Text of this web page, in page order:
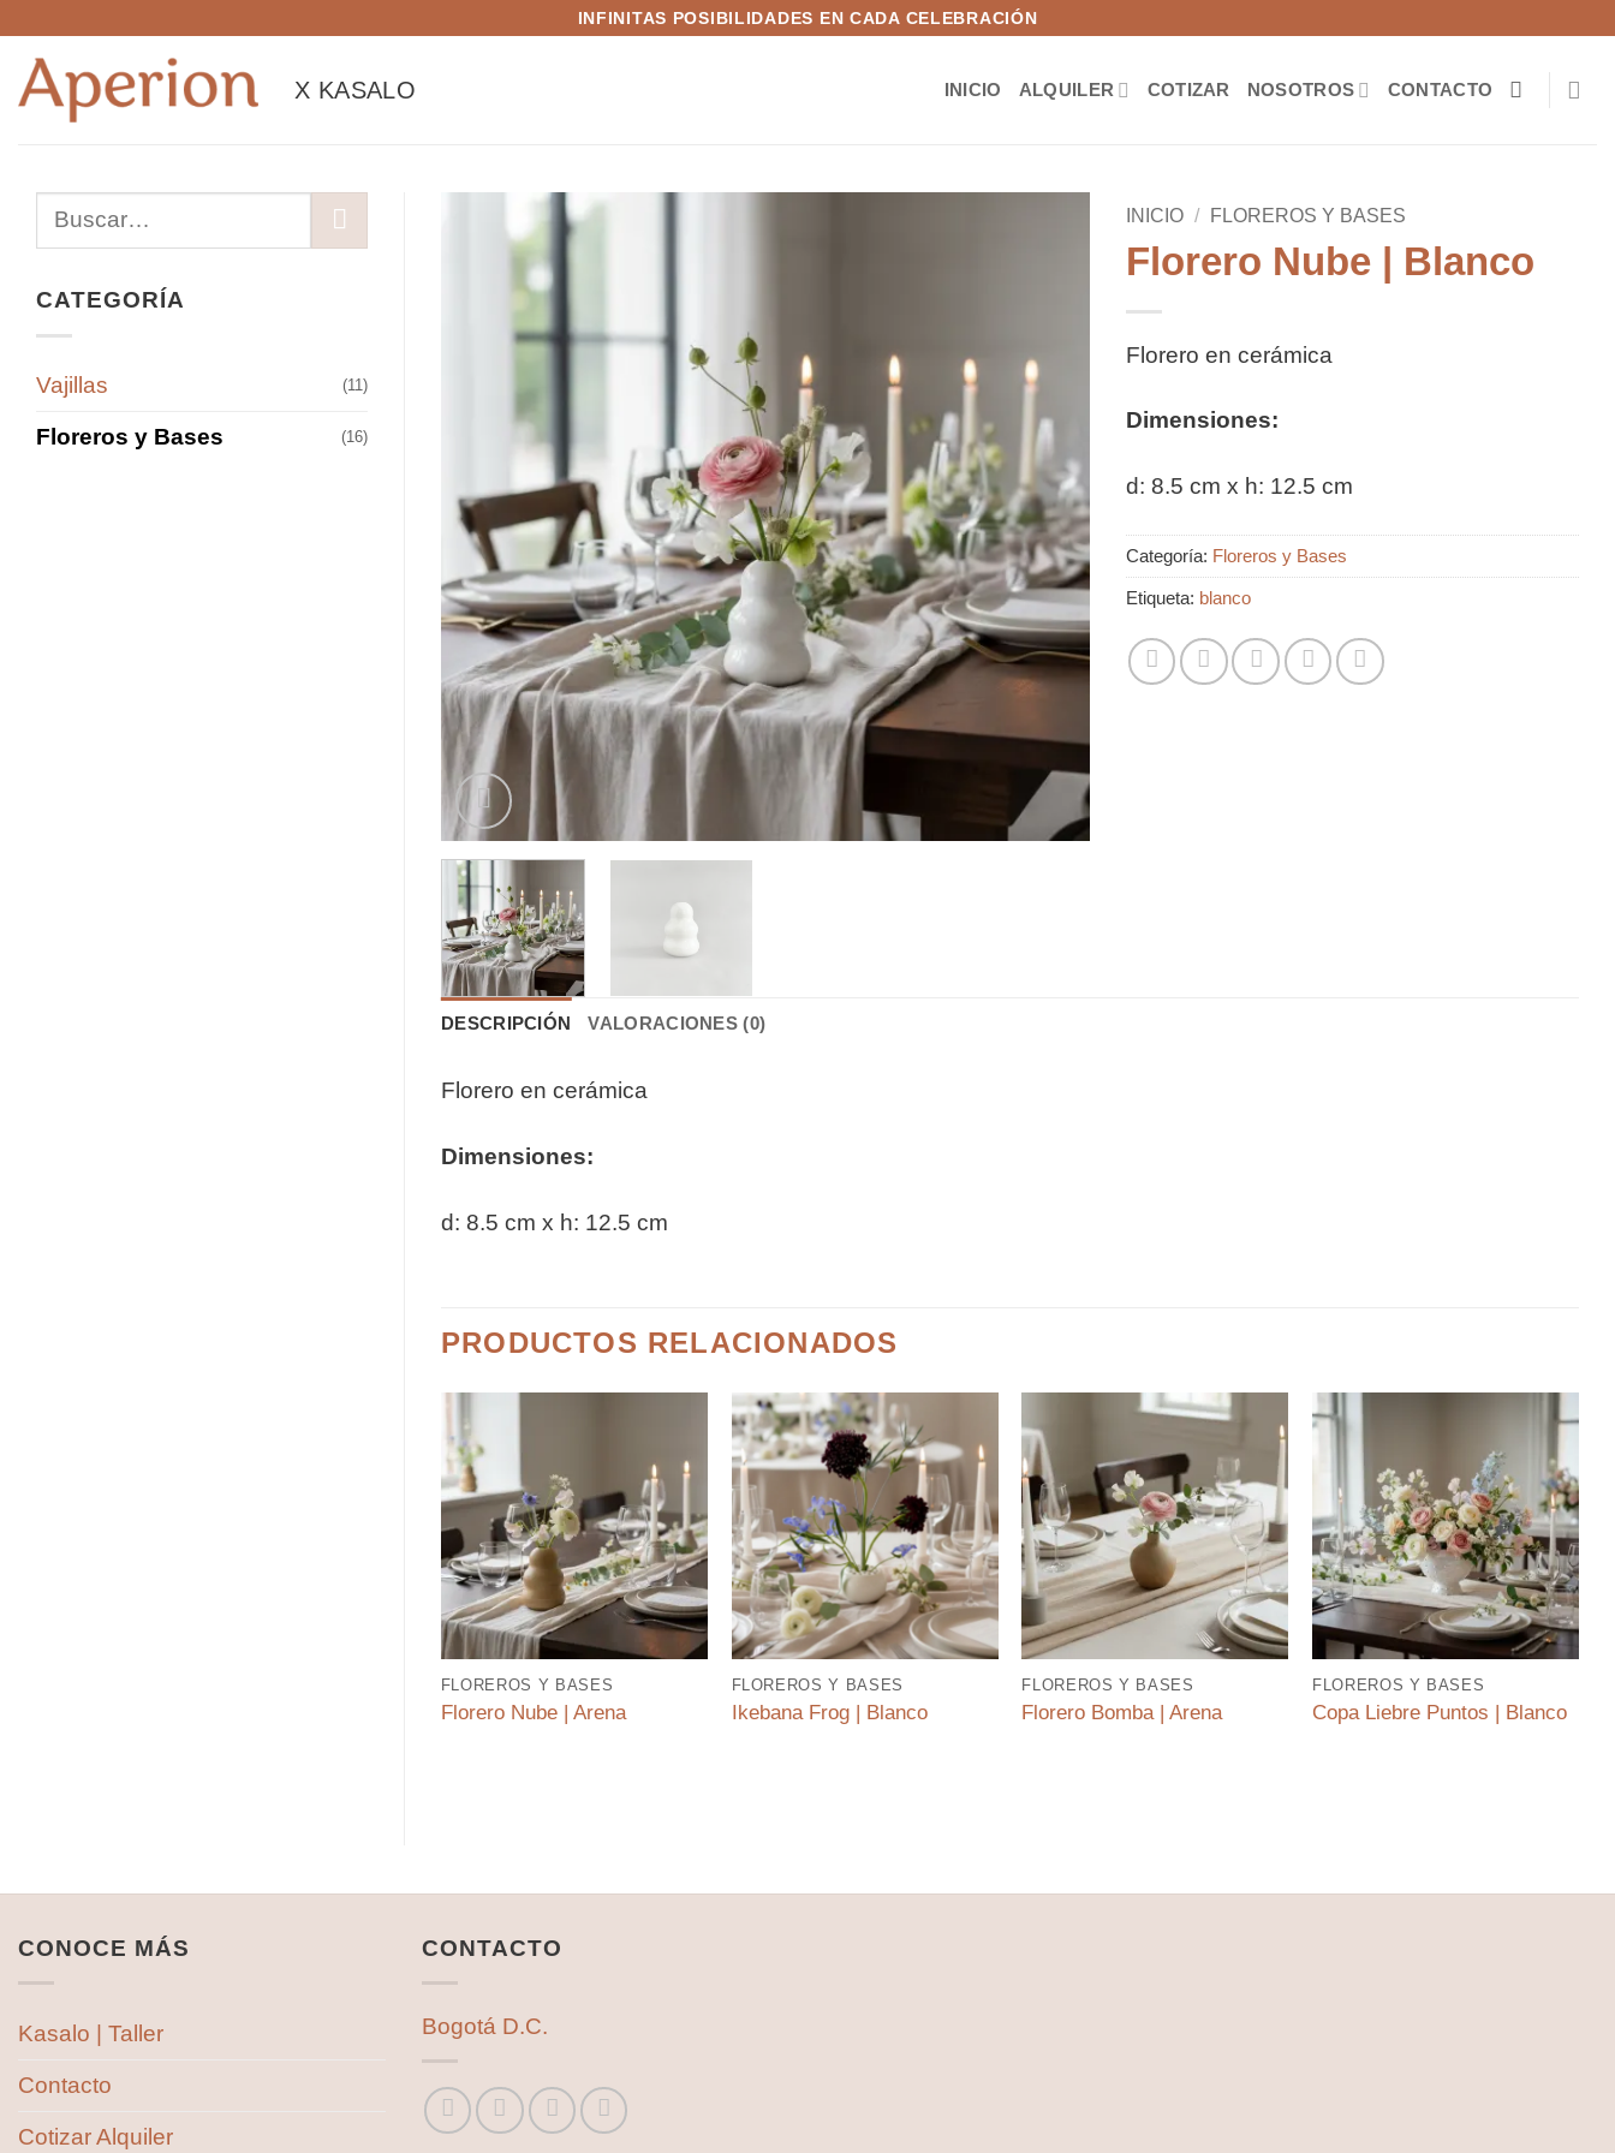
contenido
INFINITAS POSIBILIDADES EN CADA CELEBRACIÓN
X KASALO INICIO ALQUILER COTIZAR NOSOTROS CONTACTO
Buscar
CATEGORÍA
Vajillas (11)
Floreros y Bases (16)
INICIO / FLOREROS Y BASES
Florero Nube | Blanco
Florero en cerámica
Dimensiones:
d: 8.5 cm x h: 12.5 cm
Categoría: Floreros y Bases
Etiqueta: blanco
DESCRIPCIÓN VALORACIONES (0)
Florero en cerámica
Dimensiones:
d: 8.5 cm x h: 12.5 cm
PRODUCTOS RELACIONADOS
FLOREROS Y BASES
Florero Nube | Arena
FLOREROS Y BASES
Ikebana Frog | Blanco
FLOREROS Y BASES
Florero Bomba | Arena
FLOREROS Y BASES
Copa Liebre Puntos | Blanco
CONOCE MÁS
Kasalo | Taller
Contacto
Cotizar Alquiler
CONTACTO
Bogotá D.C.